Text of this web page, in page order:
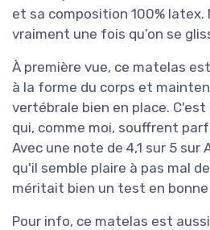
et sa composition 100% latex.
vraiment une fois qu’on se
À première vue, ce matelas
à la forme du corps et
vertébrale bien en place.
qui, comme moi, souffrent
Avec une note de 4,1 sur 5 sur
qu'il semble plaire à pas mal
méritait bien un test en
Pour info, ce matelas est